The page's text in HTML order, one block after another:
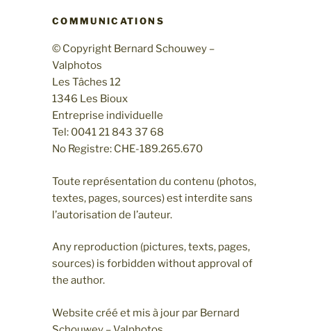
COMMUNICATIONS
© Copyright Bernard Schouwey –
Valphotos
Les Tâches 12
1346 Les Bioux
Entreprise individuelle
Tel: 0041 21 843 37 68
No Registre: CHE-189.265.670
Toute représentation du contenu (photos,
textes, pages, sources) est interdite sans
l’autorisation de l’auteur.
Any reproduction (pictures, texts, pages,
sources) is forbidden without approval of
the author.
Website créé et mis à jour par Bernard